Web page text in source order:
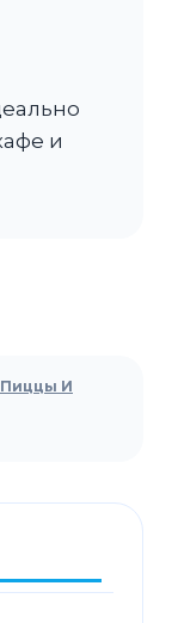
и
И